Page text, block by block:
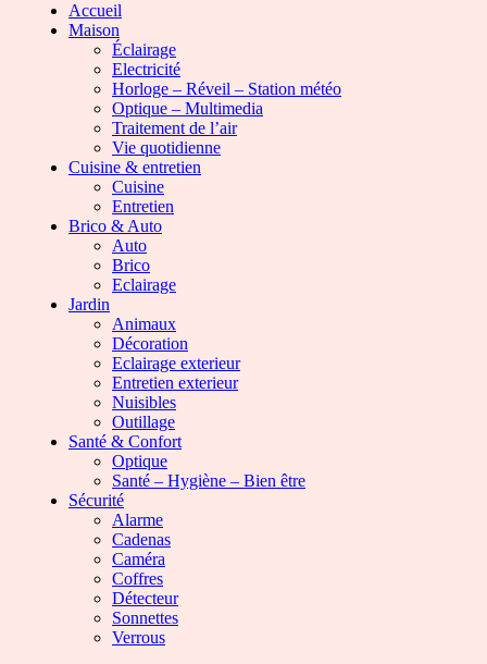
Accueil
Maison
Éclairage
Electricité
Horloge – Réveil – Station météo
Optique – Multimedia
Traitement de l’air
Vie quotidienne
Cuisine & entretien
Cuisine
Entretien
Brico & Auto
Auto
Brico
Eclairage
Jardin
Animaux
Décoration
Eclairage exterieur
Entretien exterieur
Nuisibles
Outillage
Santé & Confort
Optique
Santé – Hygiène – Bien être
Sécurité
Alarme
Cadenas
Caméra
Coffres
Détecteur
Sonnettes
Verrous